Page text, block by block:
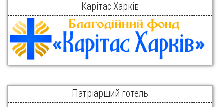
Карітас Харків
Патріарший готель